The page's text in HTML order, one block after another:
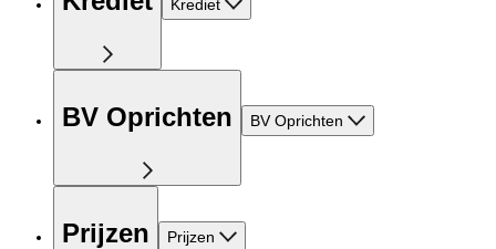
Krediet
BV Oprichten BV Oprichten
Prijzen Prijzen